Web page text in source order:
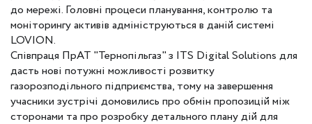
до мережі. Головні процеси планування, контролю та
моніторингу активів адмініструються в даній системі
LOVION.
Співпраця ПрАТ "Тернопільгаз" з ITS Digital Solutions для
дасть нові потужні можливості розвитку
газорозподільного підприємства, тому на завершення
учасники зустрічі домовились про обмін пропозицій між
сторонами та про розробку детального плану дій для